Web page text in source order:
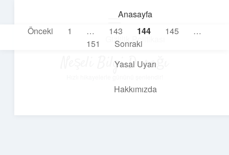
Anasayfa
Gizlilik Politikası
Yasal Uyarı
Hakkımızda
aç
Neşeli Bilgi Durağı
Yazı
sayfalaması
Önceki 1 … 143 144 145
…
151
Sonraki